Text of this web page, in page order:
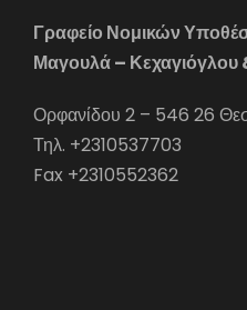
Γραφείο Νομικών
Μαγουλά – Κεχαγιόγλου
Ορφανίδου 2 – 546 26
Τηλ. +2310537703
Fax +2310552362